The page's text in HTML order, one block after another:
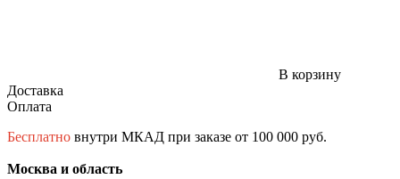
В корзину
Доставка
Оплата
Бесплатно внутри МКАД при заказе от 100 000 руб.
Москва и область